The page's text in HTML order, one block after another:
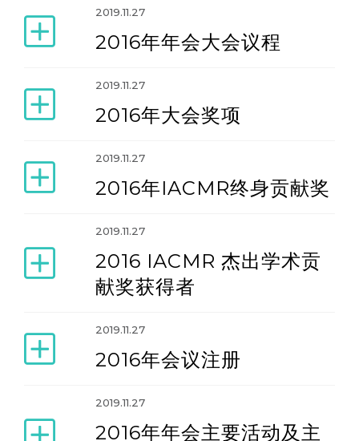
2012年年会（2012年6月20-24日）
2016年年会（2016年6月15-19日）
2018年年会（2018年6月13-17日）
2021年年会（2021年6月16-20日）
2023年年会（2023年6月14-18日）
2025年年会（2025年6月11-15日）
2019.11.27
2016年年会大会议程
2019.11.27
2016年大会奖项
2019.11.27
2016年IACMR终身贡献奖
2019.11.27
2016 IACMR 杰出学术贡
献奖获得者
2019.11.27
2016年会议注册
2019.11.27
2016年年会主要活动及主